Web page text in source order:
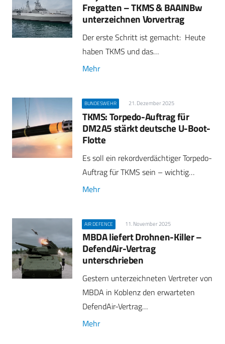
Fregatten – TKMS & BAAINBw
unterzeichnen Vorvertrag
Der erste Schritt ist gemacht: Heute
haben TKMS und das…
Mehr
BUNDESWEHR 21. Dezember 2025
TKMS: Torpedo-Auftrag für
DM2A5 stärkt deutsche U-Boot-
Flotte
Es soll ein rekordverdächtiger Torpedo-
Auftrag für TKMS sein – wichtig…
Mehr
AIR DEFENCE 11. November 2025
MBDA liefert Drohnen-Killer –
DefendAir-Vertrag
unterschrieben
Gestern unterzeichneten Vertreter von
MBDA in Koblenz den erwarteten
DefendAir-Vertrag…
Mehr